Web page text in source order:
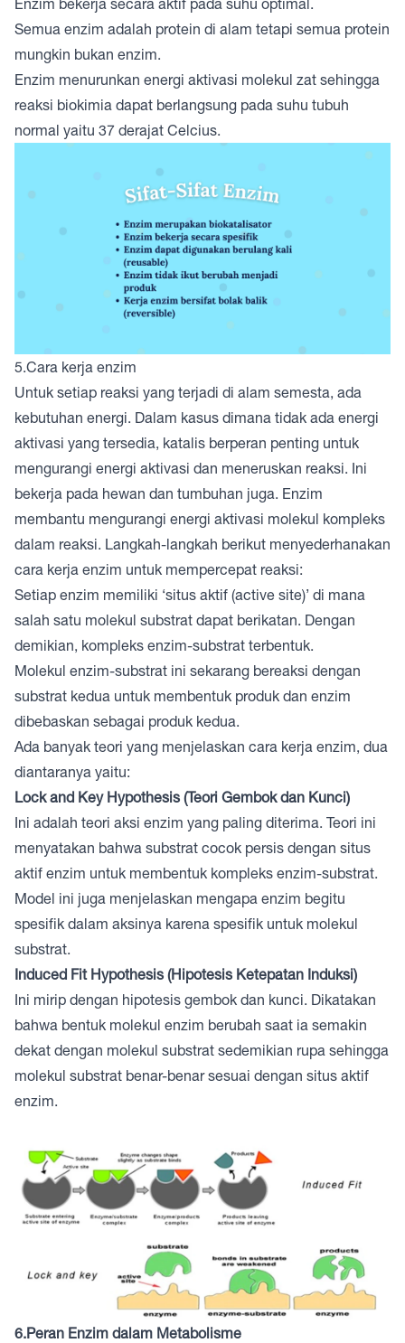
Enzim bekerja secara aktif pada suhu optimal.
Semua enzim adalah protein di alam tetapi semua protein
mungkin bukan enzim.
Enzim menurunkan energi aktivasi molekul zat sehingga
reaksi biokimia dapat berlangsung pada suhu tubuh
normal yaitu 37 derajat Celcius.
5.Cara kerja enzim
Untuk setiap reaksi yang terjadi di alam semesta, ada
kebutuhan energi. Dalam kasus dimana tidak ada energi
aktivasi yang tersedia, katalis berperan penting untuk
mengurangi energi aktivasi dan meneruskan reaksi. Ini
bekerja pada hewan dan tumbuhan juga. Enzim
membantu mengurangi energi aktivasi molekul kompleks
dalam reaksi. Langkah-langkah berikut menyederhanakan
cara kerja enzim untuk mempercepat reaksi:
Setiap enzim memiliki ‘situs aktif (active site)’ di mana
salah satu molekul substrat dapat berikatan. Dengan
demikian, kompleks enzim-substrat terbentuk.
Molekul enzim-substrat ini sekarang bereaksi dengan
substrat kedua untuk membentuk produk dan enzim
dibebaskan sebagai produk kedua.
Ada banyak teori yang menjelaskan cara kerja enzim, dua
diantaranya yaitu:
Lock and Key Hypothesis (Teori Gembok dan Kunci)
Ini adalah teori aksi enzim yang paling diterima. Teori ini
menyatakan bahwa substrat cocok persis dengan situs
aktif enzim untuk membentuk kompleks enzim-substrat.
Model ini juga menjelaskan mengapa enzim begitu
spesifik dalam aksinya karena spesifik untuk molekul
substrat.
Induced Fit Hypothesis (Hipotesis Ketepatan Induksi)
Ini mirip dengan hipotesis gembok dan kunci. Dikatakan
bahwa bentuk molekul enzim berubah saat ia semakin
dekat dengan molekul substrat sedemikian rupa sehingga
molekul substrat benar-benar sesuai dengan situs aktif
enzim.
6.Peran Enzim dalam Metabolisme